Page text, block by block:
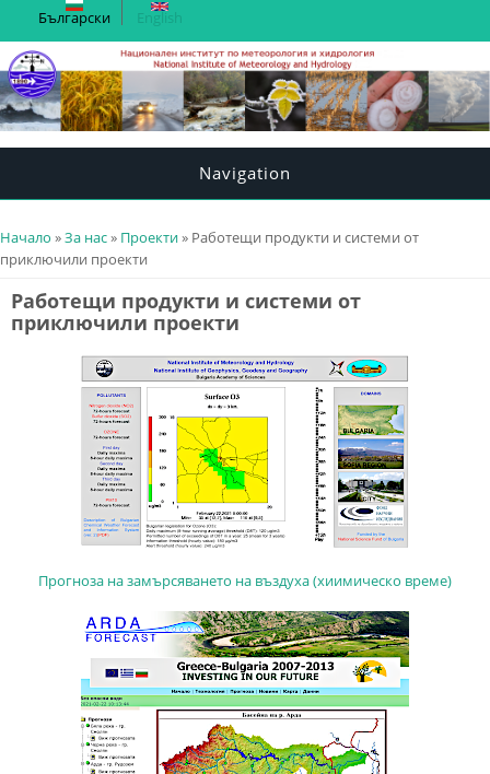
Български English
Navigation
You are here
Начало »За нас» Проекти» Работещи продукти и системи от
приключили проекти
Работещи продукти и системи от
приключили проекти
Прогноза на замърсяването на въздуха (хиимическо време)